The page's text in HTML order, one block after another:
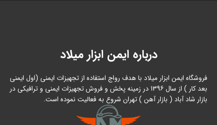
درباره ایمن ابزار میلاد
فروشگاه ایمن ابزار میلاد با هدف رواج استفاده از تجهیزات ایمنی (اول ایمنی
بعد کار ) از سال 1396 در زمینه پخش و فروش تجهیزات ایمنی و ترافیکی در
بازار شاد آباد ( بازار آهن ) تهران شروع به فعالیت نموده است.